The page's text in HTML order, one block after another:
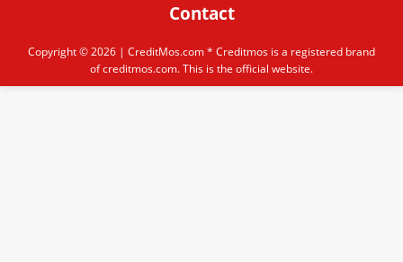
Contact
Copyright © 2026 | CreditMos.com* Creditmos is a registered brand
of creditmos.com. This is the official website.